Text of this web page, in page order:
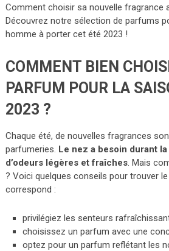
Comment choisir sa nouvelle fragrance
Découvrez notre sélection de parfums
homme à porter cet été 2023 !
COMMENT BIEN
PARFUM POUR LA
2023 ?
Chaque été, de nouvelles fragrances
parfumeries. Le nez a besoin durant
d’odeurs légères et fraîches. Mais
? Voici quelques conseils pour trouver
correspond :
privilégiez les senteurs
choisissez un parfum avec une
optez pour un parfum reflétant les